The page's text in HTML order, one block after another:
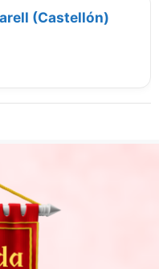
(Castellón)